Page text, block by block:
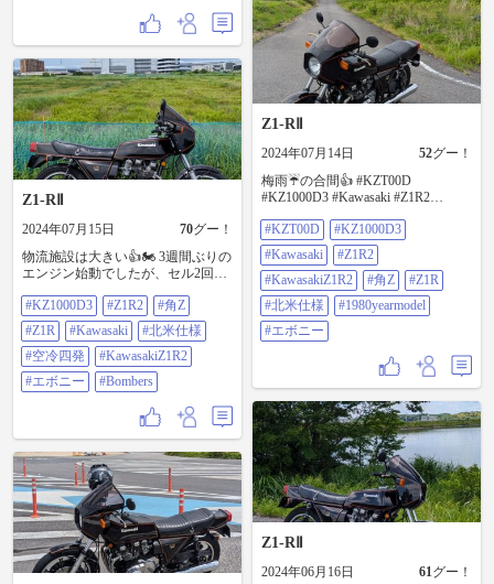
Z1-RⅡ
2024年07月15日 70グー！
物流施設は大きい👍🏍️ 3週間ぶりの
エンジン始動でしたが、セル2回で
#KZ1000D3 #Z1R2 #角Z #Z1R
#kawasaki #北米仕様 #空冷四発
#KawasakiZ1R2 #エボニー #Bombers
#KZ1000D3 #Z1R2
#角Z
#Z1R
#Kawasaki
#北米仕様
#空冷四発
#KawasakiZ1R2
#エボニー
#Bombers
Z1-RⅡ
2024年07月14日 52グー！
梅雨☔の合間👍 #KZT00D
#KZ1000D3 #Kawasaki #Z1R2
様 #1980yearmodel #エボニー
#KZT00D
#KZ1000D3
#Kawasaki
#Z1R2
#KawasakiZ1R2
#角Z
#Z1R
#北米仕様
#1980yearmodel
#エボニー
Z1-RⅡ
2024年06月16日 61グー！